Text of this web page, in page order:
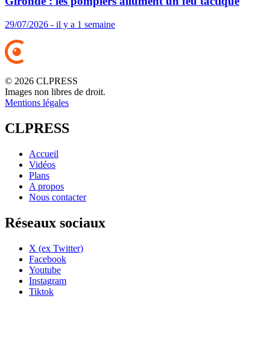
29/07/2026 - il y a 1 semaine
© 2026 CLPRESS
Images non libres de droit.
Mentions légales
CLPRESS
Accueil
Vidéos
Plans
A propos
Nous contacter
Réseaux sociaux
X (ex Twitter)
Facebook
Youtube
Instagram
Tiktok